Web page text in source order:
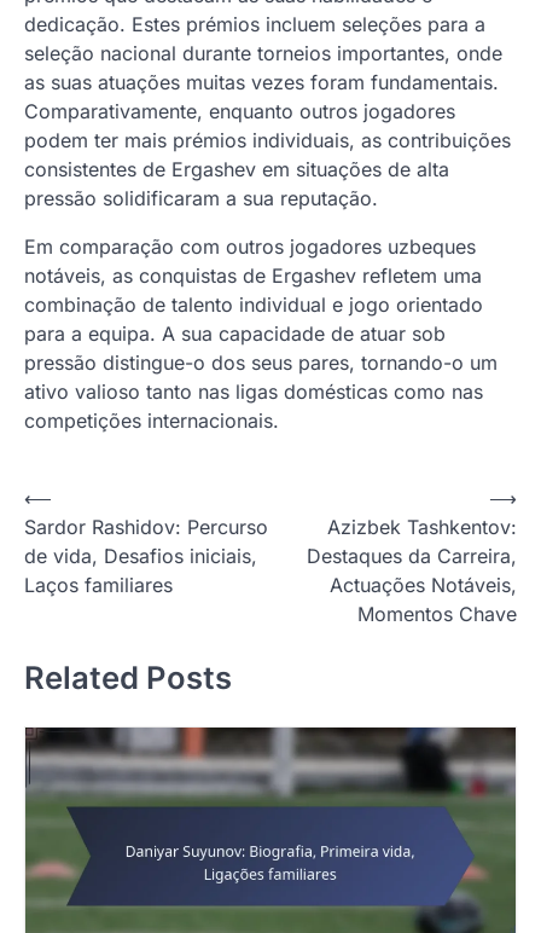
dedicação. Estes prémios incluem seleções para a
seleção nacional durante torneios importantes, onde
as suas atuações muitas vezes foram fundamentais.
Comparativamente, enquanto outros jogadores
podem ter mais prémios individuais, as contribuições
consistentes de Ergashev em situações de alta
pressão solidificaram a sua reputação.
Em comparação com outros jogadores uzbeques
notáveis, as conquistas de Ergashev refletem uma
combinação de talento individual e jogo orientado
para a equipa. A sua capacidade de atuar sob
pressão distingue-o dos seus pares, tornando-o um
ativo valioso tanto nas ligas domésticas como nas
competições internacionais.
P
o
s
a
v
i
g
t
i
⟵
Sardor Rashidov: Percurso
de vida, Desafios iniciais,
Laços familiares
Azizbek Tashkentov:
Destaques da Carreira,
Actuações Notáveis,
Momentos Chave
⟶
Related Posts